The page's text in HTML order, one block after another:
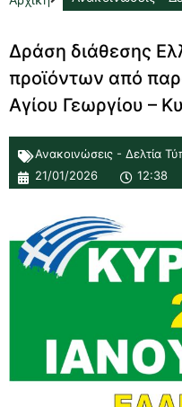
Δράση διάθεσης
προϊόντων από
Αγίου Γεωργίου –
Ανακοινώσεις - Δελτία
21/01/2026
12:38